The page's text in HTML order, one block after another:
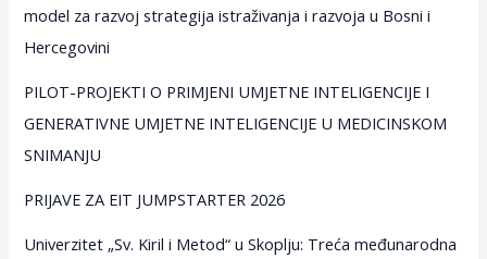
model za razvoj strategija istraživanja i razvoja u Bosni i
Hercegovini
PILOT-PROJEKTI O PRIMJENI UMJETNE INTELIGENCIJE I
GENERATIVNE UMJETNE INTELIGENCIJE U MEDICINSKOM
SNIMANJU
PRIJAVE ZA EIT JUMPSTARTER 2026
Univerzitet „Sv. Kiril i Metod“ u Skoplju: Treća međunarodna